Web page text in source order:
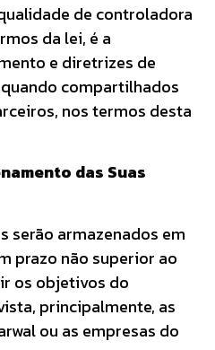
de controladora
da lei, é a
e diretrizes de
compartilhados
nos termos desta
das Suas
serão armazenados em
prazo não superior ao
os objetivos do
principalmente, as
ou as empresas do